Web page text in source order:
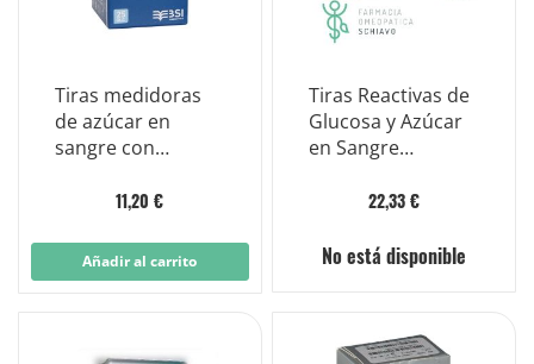
Tiras medidoras
de azúcar en
sangre con
glucosa Multicare,
11,20 €
Añadir al carrito
Tiras Reactivas de
Glucosa y Azúcar
en Sangre
22,33 €
No está disponible